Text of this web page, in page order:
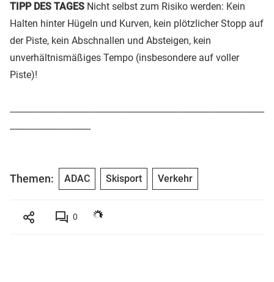
TIPP DES TAGES Nicht selbst zum Risiko werden: Kein
Halten hinter Hügeln und Kurven, kein plötzlicher Stopp auf
der Piste, kein Abschnallen und Absteigen, kein
unverhältnismäßiges Tempo (insbesondere auf voller
Piste)!
--------------------------------------------------------------------------------------------------------
---------------------------------
Themen: ADAC Skisport Verkehr
0